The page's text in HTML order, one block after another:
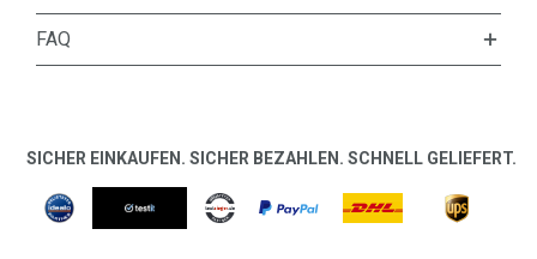
FAQ
SICHER EINKAUFEN. SICHER BEZAHLEN. SCHNELL GELIEFERT.